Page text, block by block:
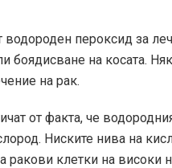
водороден пероксид за
боядисване на косата.
на рак.
от факта, че
Ниските нива на
ракови клетки на